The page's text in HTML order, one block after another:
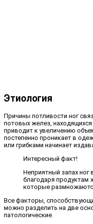
Этиология
Причины потливости ног
потовых желез,
приводит к увеличению
постепенно проникает в
или грибками начинает
Интересный факт!
Неприятный запах ног
благодаря продуктам
которые
Все факторы,
можно разделить на две
патологические.